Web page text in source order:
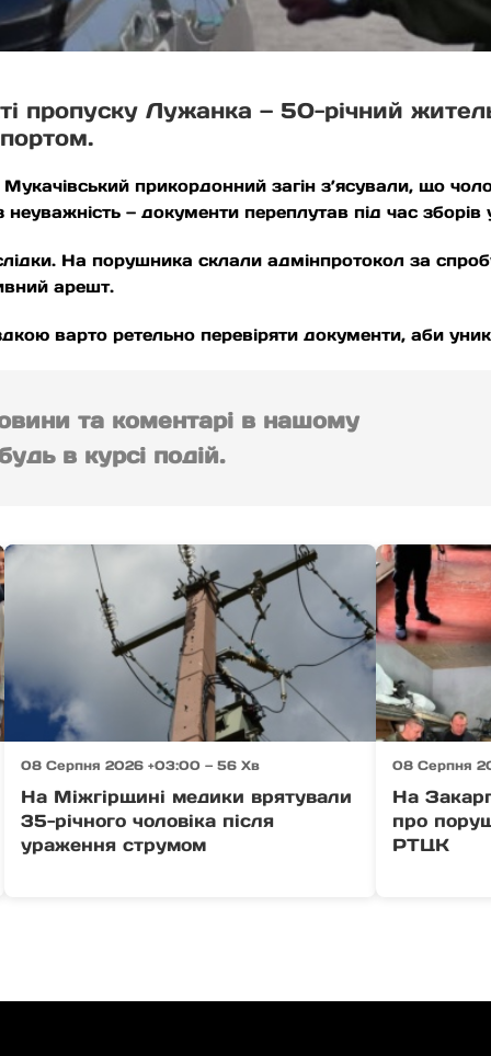
пропуску Лужанка — 50-річний
прикордонний загін з’ясували, що
— документи переплутав під час зборів
На порушника склали адмінпротокол за
арешт.
варто ретельно перевіряти документи, аби
та коментарі в нашому
в курсі подій.
08 Серпня 2026 +03:00 — 56 Хв
На Міжгірщині медики врятували
35-річного чоловіка після
ураження струмом
08 Серпня
На
про
РТЦК